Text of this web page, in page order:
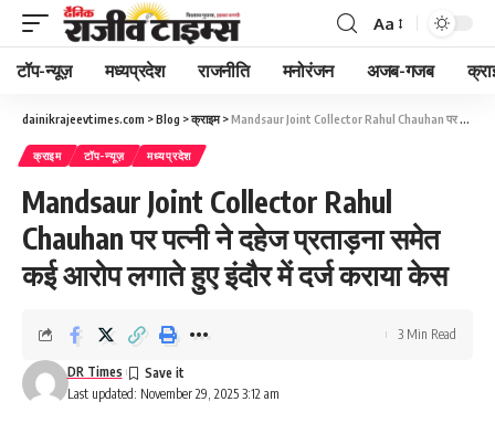
Font
Resizer
Aa
टॉप-न्यूज़ मध्यप्रदेश राजनीति मनोरंजन अजब-गजब
dainikrajeevtimes.com >Blog >क्राइम>Mandsaur Joint Collector Rahul Chauhan पर पत्नी ने दहेज प्रताड़ना समेत कई आरोप लगाते हुए इंदौर में दर्ज कराया केस
क्राइम टॉप-न्यूज़ मध्यप्रदेश
Mandsaur Joint Collector Rahul
Chauhan पर पत्नी ने दहेज प्रताड़ना समेत
कई आरोप लगाते हुए इंदौर में दर्ज कराया केस
Last updated: November 29, 2025 3:12 am
DR Times
3 Min Read